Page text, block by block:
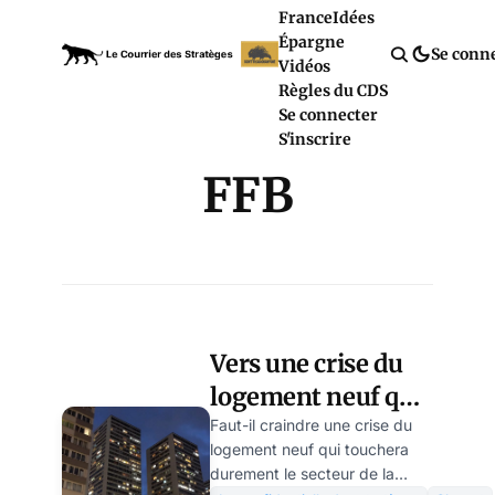
FranceIdées
Épargne
Vidéos
Règles du CDS
Se connecter
S'inscrire
Se
FFB
Vers une crise du
logement neuf qui
va faire mal
Faut-il craindre une crise du
logement neuf qui touchera
durement le secteur de la